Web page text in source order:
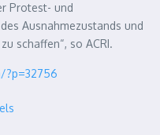
Protest- und
Ausnahmezustands und
schaffen“, so ACRI.